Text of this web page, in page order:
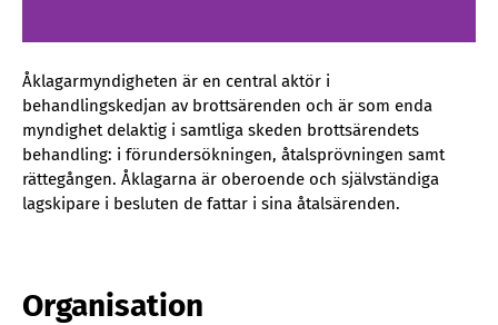
Åklagarmyndigheten är en central aktör i
behandlingskedjan av brottsärenden och är som enda
myndighet delaktig i samtliga skeden brottsärendets
behandling: i förundersökningen, åtalsprövningen samt
rättegången. Åklagarna är oberoende och självständiga
lagskipare i besluten de fattar i sina åtalsärenden.
Organisation